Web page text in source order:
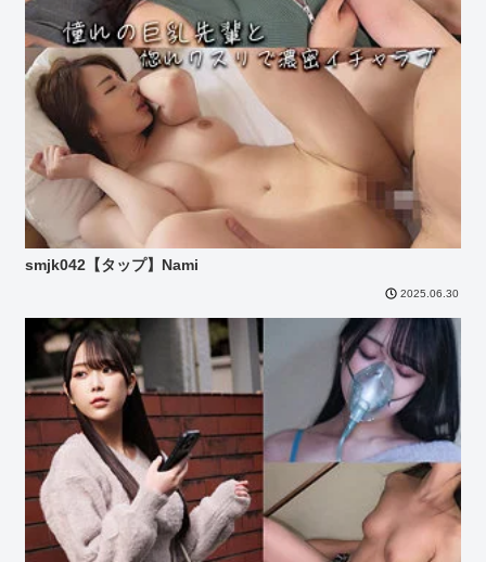
smjk042【タップ】Nami
2025.06.30